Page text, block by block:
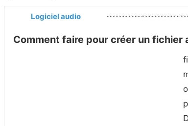
Logiciel audio
Comment faire pour créer un fichier